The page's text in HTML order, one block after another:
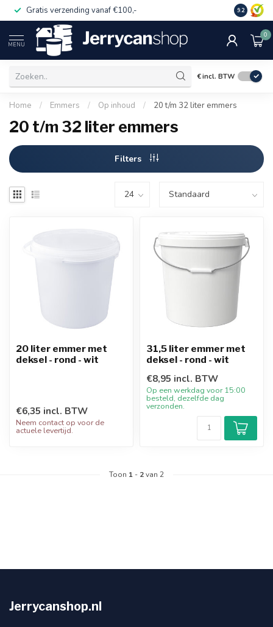
Gratis verzending vanaf €100,- Op
9.2
MENU
0
€incl. BTW
Home / Emmers / Op inhoud / 20 t/m 32 liter emmers
20 t/m 32 liter emmers
Filters
20 liter emmer met
deksel - rond - wit
€6,35 incl. BTW
Neem contact op voor de
actuele levertijd.
31,5 liter emmer met
deksel - rond - wit
€8,95 incl. BTW
Op een werkdag voor 15:00
besteld, dezelfde dag
verzonden.
Toon 1 - 2van 2
Jerrycanshop.nl